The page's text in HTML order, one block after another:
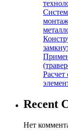
Расчет
Recent
Нет